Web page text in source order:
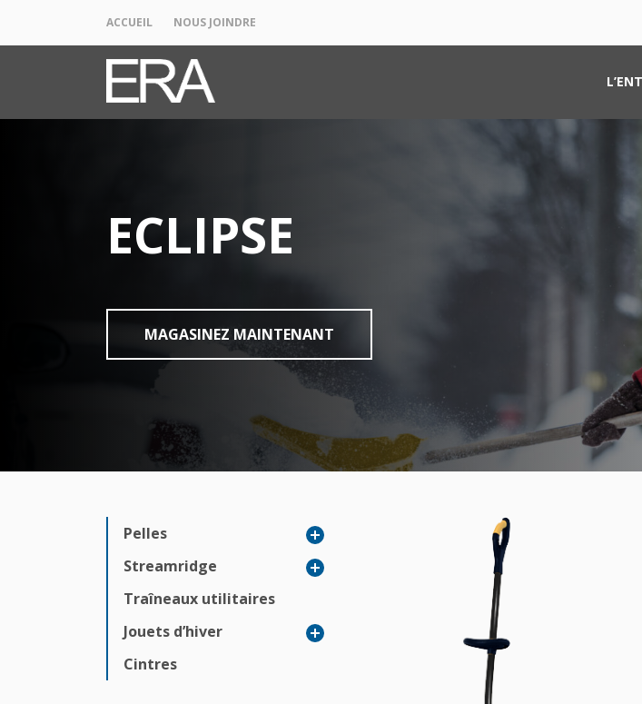
ACCUEIL NOUS JOINDRE
ECLIPSE
MAGASINEZ MAINTENANT
Pelles
Streamridge
Traîneaux utilitaires
Jouets d’hiver
Cintres